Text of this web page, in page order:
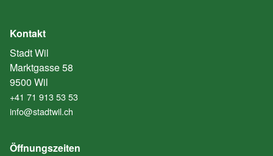
Kontakt
Stadt Wil
Marktgasse 58
9500 Wil
+41 71 913 53 53
info@stadtwil.ch
Öffnungszeiten